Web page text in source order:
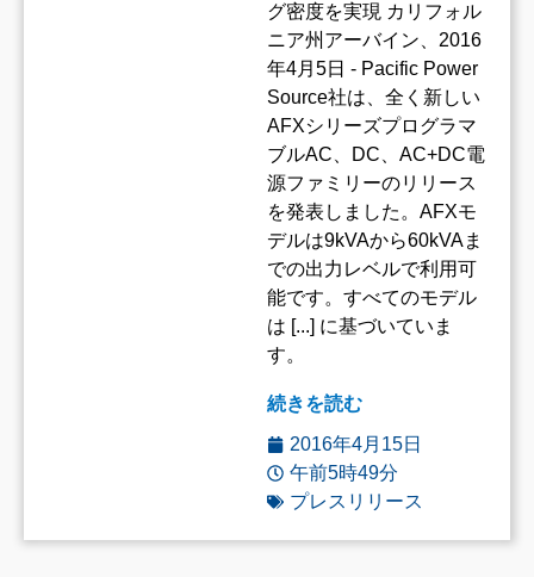
グ密度を実現 カリフォル
ニア州アーバイン、2016
年4月5日 - Pacific Power
Source社は、全く新しい
AFXシリーズプログラマ
ブルAC、DC、AC+DC電
源ファミリーのリリース
を発表しました。AFXモ
デルは9kVAから60kVAま
での出力レベルで利用可
能です。すべてのモデル
は [...] に基づいていま
す。
続きを読む
2016年4月15日
午前5時49分
プレスリリース